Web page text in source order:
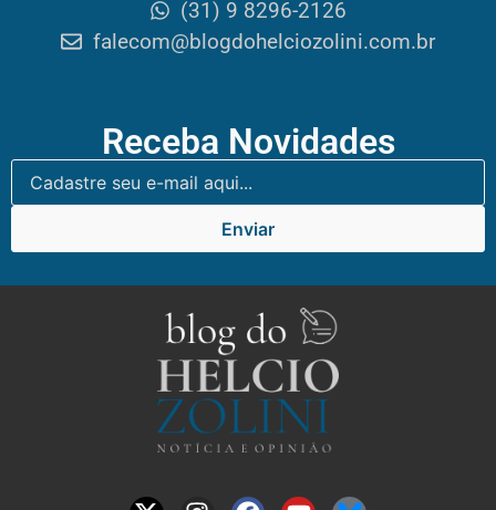
(31) 9 8296-2126
falecom@blogdohelciozolini.com.br
Receba Novidades
Enviar